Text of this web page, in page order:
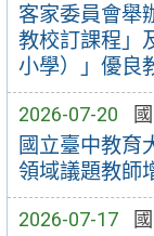
客家委員會舉
教校訂課程」
小學）」優良
2026-07-20
國立臺中教育
領域議題教師
2026-07-17